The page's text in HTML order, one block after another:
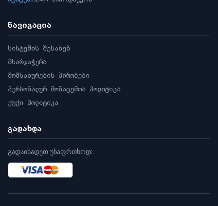
Recording Technology
Warranty
შეზღუდული გარანტია
Dimensions (L x W x H)
სიგანე x სიმაღლე)
Weight - წონა
Model Number
Non-Operating Temperature
Certifications- სერტიფიკატები
ნავიგაცია
სისტემის შესახებ
მხარდაჭერა
მომსახურების პირობები
პერსონალურ მონაცემთა პოლიტიკა
ქუქი პოლიტიკა
გადახდა
გადაიხადეთ უსაფრთხოდ: